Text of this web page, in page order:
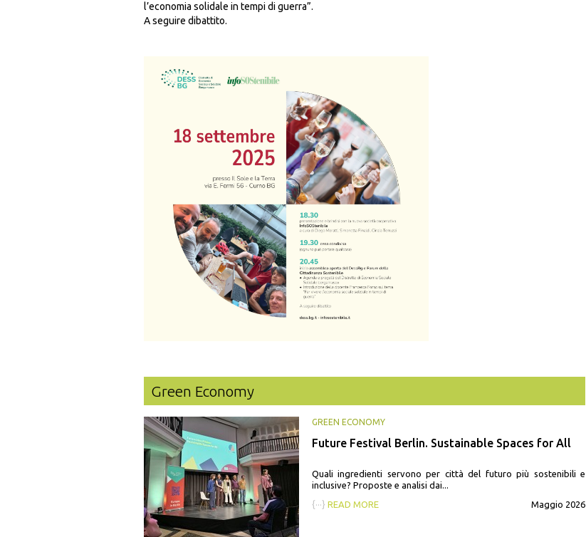
l’economia solidale in tempi di guerra”.
A seguire dibattito.
Green Economy
GREEN ECONOMY
Future Festival Berlin. Sustainable Spaces for All
Quali ingredienti servono per città del futuro più sostenibili e
inclusive? Proposte e analisi dai...
{···} READ MORE Maggio 2026